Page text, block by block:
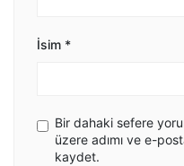
İsim *
Bir dahaki sefere
üzere adımı ve e-
kaydet.